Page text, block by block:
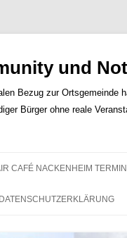
und
Bezug zur
Bürger ohne reale
CAFÉ NACKENHEIM
DATENSCHUTZERKLÄRUNG